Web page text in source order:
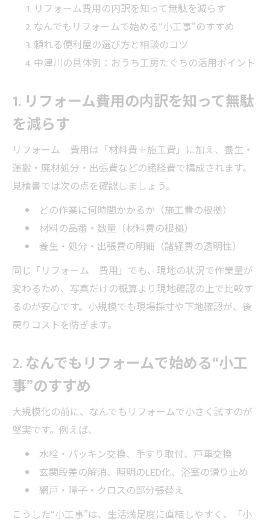
リフォーム費用の内訳を知って無駄を減らす
なんでもリフォームで始める“小工事”のすすめ
頼れる便利屋の選び方と相談のコツ
中津川の具体例：おうち工房たぐちの活用ポイント
1. リフォーム費用の内訳を知って無駄
を減らす
リフォーム 費用は「材料費＋施工費」に加え、養生・
運搬・廃材処分・出張費などの諸経費で構成されます。
見積書では次の点を確認しましょう。
どの作業に何時間かかるか（施工費の根拠）
材料の品番・数量（材料費の根拠）
養生・処分・出張費の明細（諸経費の透明性）
同じ「リフォーム 費用」でも、現地の状況で作業量が
変わるため、写真だけの概算より現地確認の上で比較す
るのが安心です。小規模でも現場採寸や下地確認が、後
戻りコストを防ぎます。
2. なんでもリフォームで始める“小工
事”のすすめ
大規模化の前に、なんでもリフォームで小さく試すのが
堅実です。例えば、
水栓・パッキン交換、手すり取付、戸車交換
玄関段差の解消、照明のLED化、浴室の滑り止め
網戸・障子・クロスの部分張替え
こうした“小工事”は、生活満足度に直結しやすく、「小